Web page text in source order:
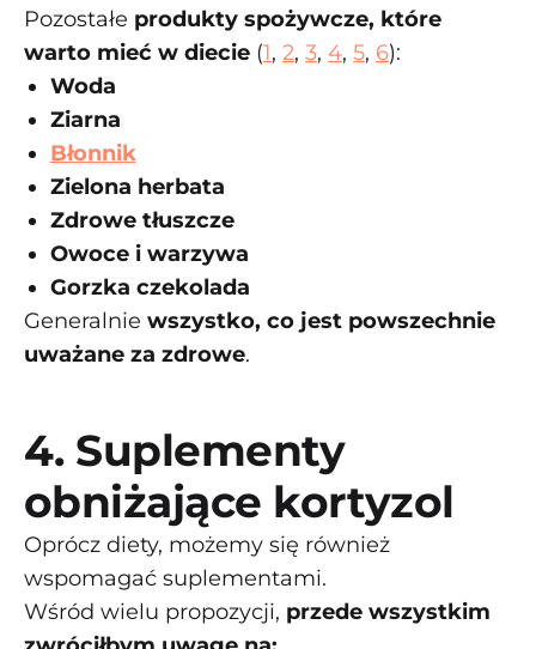
Pozostałe produkty spożywcze, które
warto mieć w diecie (1, 2, 3, 4, 5, 6):
Woda
Ziarna
Błonnik
Zielona herbata
Zdrowe tłuszcze
Owoce i warzywa
Gorzka czekolada
Generalnie wszystko, co jest powszechnie
uważane za zdrowe.
4. Suplementy
obniżające kortyzol
Oprócz diety, możemy się również
wspomagać suplementami.
Wśród wielu propozycji, przede wszystkim